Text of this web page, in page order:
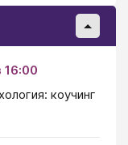
16:00
коучинг